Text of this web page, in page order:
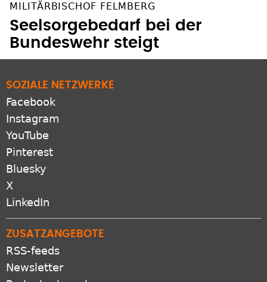
MILITÄRBISCHOF FELMBERG
Seelsorgebedarf bei der
Bundeswehr steigt
SOZIALE NETZWERKE
Facebook
Instagram
YouTube
Pinterest
Bluesky
X
LinkedIn
ZUSATZANGEBOTE
RSS-feeds
Newsletter